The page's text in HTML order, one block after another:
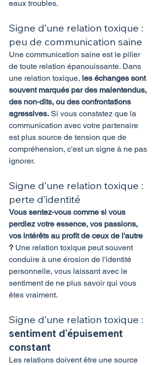
eaux troubles.
Signe d’une relation toxique :
peu de communication saine
Une communication saine est le pilier
de toute relation épanouissante. Dans
une relation toxique, les échanges sont
souvent marqués par des malentendus,
des non-dits, ou des confrontations
agressives. Si vous constatez que la
communication avec votre partenaire
est plus source de tension que de
compréhension, c'est un signe à ne pas
ignorer.
Signe d’une relation toxique :
perte d’identité
Vous sentez-vous comme si vous
perdiez votre essence, vos passions,
vos intérêts au profit de ceux de l'autre
? Une relation toxique peut souvent
conduire à une érosion de l'identité
personnelle, vous laissant avec le
sentiment de ne plus savoir qui vous
êtes vraiment.
Signe d’une relation toxique :
sentiment d’épuisement
constant
Les relations doivent être une source